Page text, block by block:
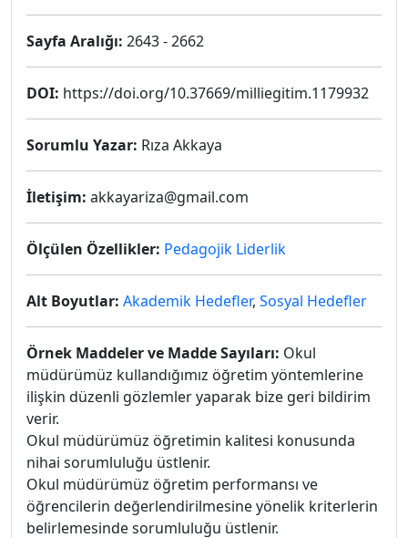
Sayfa Aralığı: 2643 - 2662
DOI: https://doi.org/10.37669/milliegitim.1179932
Sorumlu Yazar: Rıza Akkaya
İletişim: akkayariza@gmail.com
Ölçülen Özellikler: Pedagojik Liderlik
Alt Boyutlar: Akademik Hedefler, Sosyal Hedefler
Örnek Maddeler ve Madde Sayıları: Okul
müdürümüz kullandığımız öğretim yöntemlerine
ilişkin düzenli gözlemler yaparak bize geri bildirim
verir.
Okul müdürümüz öğretimin kalitesi konusunda
nihai sorumluluğu üstlenir.
Okul müdürümüz öğretim performansı ve
öğrencilerin değerlendirilmesine yönelik kriterlerin
belirlemesinde sorumluluğu üstlenir.